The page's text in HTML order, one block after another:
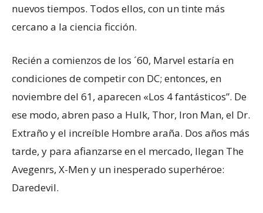
nuevos tiempos. Todos ellos, con un tinte más
cercano a la ciencia ficción.
Recién a comienzos de los ´60, Marvel estaría en
condiciones de competir con DC; entonces, en
noviembre del 61, aparecen «Los 4 fantásticos”. De
ese modo, abren paso a Hulk, Thor, Iron Man, el Dr.
Extraño y el increíble Hombre araña. Dos años más
tarde, y para afianzarse en el mercado, llegan The
Avegenrs, X-Men y un inesperado superhéroe:
Daredevil.